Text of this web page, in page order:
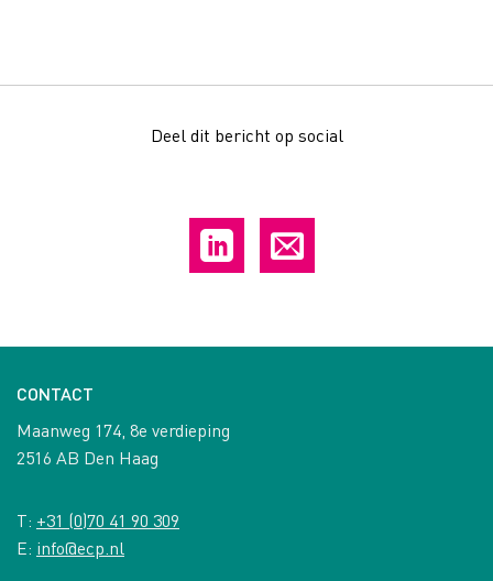
Deel dit bericht op social
CONTACT
Maanweg 174, 8e verdieping
2516 AB Den Haag
T: +31 (0)70 41 90 309
E: info@ecp.nl